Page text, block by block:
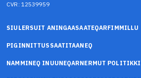
CVR: 12539959
SIULERSUIT ANINGAASAATEQARFIMMILLU
PIGINNITTUSSAATITAANEQ
NAMMINEQ INUUNEQARNERMUT POLITIKKI